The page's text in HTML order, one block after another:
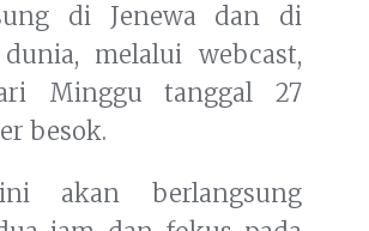
di Jenewa dan di
melalui webcast,
Minggu tanggal 27
besok.
akan berlangsung